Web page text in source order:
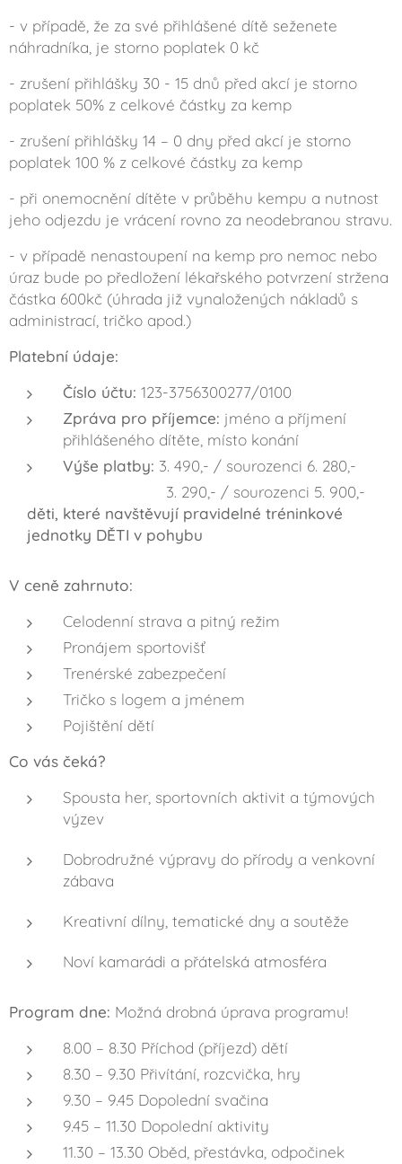
- v případě, že za své přihlášené dítě seženete
náhradníka, je storno poplatek 0 kč
- zrušení přihlášky 30 - 15 dnů před akcí je storno
poplatek 50% z celkové částky za kemp
- zrušení přihlášky 14 – 0 dny před akcí je storno
poplatek 100 % z celkové částky za kemp
- při onemocnění dítěte v průběhu kempu a nutnost
jeho odjezdu je vrácení rovno za neodebranou stravu.
- v případě nenastoupení na kemp pro nemoc nebo
úraz bude po předložení lékařského potvrzení stržena
částka 600kč (úhrada již vynaložených nákladů s
administrací, tričko apod.)
Platební údaje:
Číslo účtu: 123-3756300277/0100
Zpráva pro příjemce: jméno a příjmení
přihlášeného dítěte, místo konání
Výše platby: 3. 490,- / sourozenci 6. 280,-
3. 290,- / sourozenci 5. 900,-
děti, které navštěvují pravidelné tréninkové
jednotky DĚTI v pohybu
V ceně zahrnuto:
Celodenní strava a pitný režim
Pronájem sportovišť
Trenérské zabezpečení
Tričko s logem a jménem
Pojištění dětí
Co vás čeká?
Spousta her, sportovních aktivit a týmových
výzev
Dobrodružné výpravy do přírody a venkovní
zábava
Kreativní dílny, tematické dny a soutěže
Noví kamarádi a přátelská atmosféra
Program dne: Možná drobná úprava programu!
8.00 – 8.30 Příchod (příjezd) dětí
8.30 – 9.30 Přivítání, rozcvička, hry
9.30 – 9.45 Dopolední svačina
9.45 – 11.30 Dopolední aktivity
11.30 – 13.30 Oběd, přestávka, odpočinek